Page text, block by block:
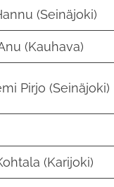
(Seinäjoki)
(Kauhava)
Pirjo (Seinäjoki)
(Karijoki)